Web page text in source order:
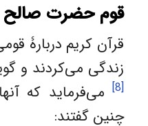
قوم حضرت
قرآن کریم دربارۀ
زندگی می‌کردند و
[8]
می‌فرماید که
چنین گفتند: